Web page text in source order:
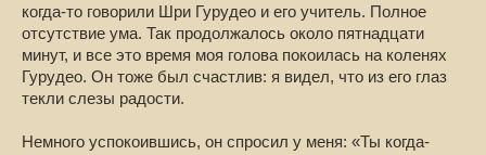
когда-то говорили Шри Гурудео и его учитель. Полное
отсутствие ума. Так продолжалось около пятнадцати
минут, и все это время моя голова покоилась на коленях
Гурудео. Он тоже был счастлив: я видел, что из его глаз
текли слезы радости.
Немного успокоившись, он спросил у меня: «Ты когда-